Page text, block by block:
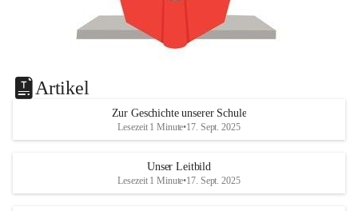
Artikel
Zur Geschichte unserer Schule
Lesezeit 1 Minute•17. Sept. 2025
Unser Leitbild
Lesezeit 1 Minute•17. Sept. 2025